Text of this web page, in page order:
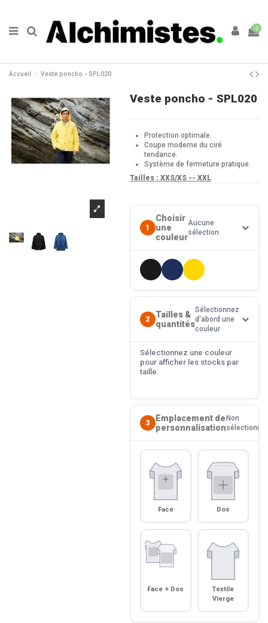
0
Accueil Veste poncho - SPL020
Veste poncho - SPL020
Protection optimale.
Coupe moderne du ciré
tendance.
Système de fermeture pratique.
Tailles : XXS/XS -- XXL
1
Choisir
une
couleur
Aucune
sélection
2
Tailles &
quantités
Sélectionnez
d'abord une
couleur
Sélectionnez une couleur
pour afficher les stocks par
taille.
3
Emplacement de
personnalisation
Non
sélectionné
Face Dos
Face + Dos
Textile
Vierge